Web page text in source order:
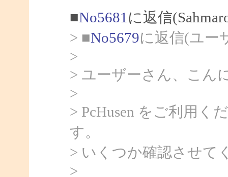
■No5681 に返信
> ■No5679に返信(ユー
>
> ユーザーさん、こん
>
> PcHusen をご利用く
す。
> いくつか確認させて
>